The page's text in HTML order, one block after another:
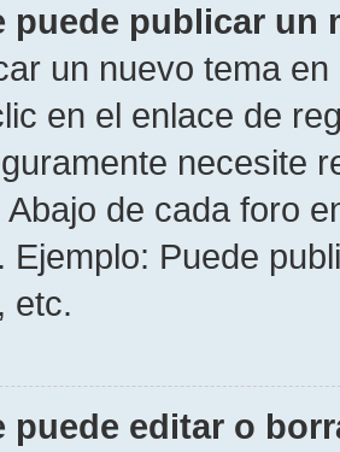
puede publicar un
un nuevo tema
en el enlace de
necesite
Abajo de cada foro
Ejemplo: Puede
etc.
puede editar o